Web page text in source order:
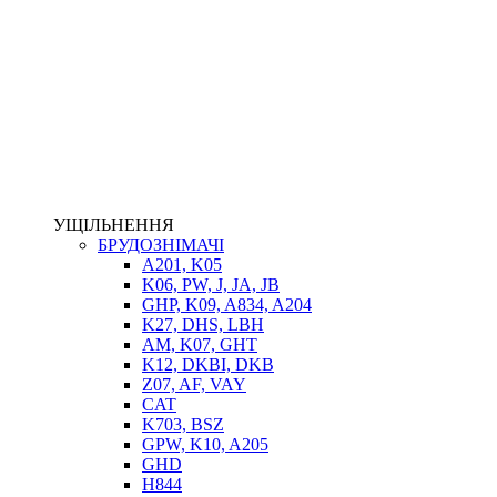
ВТУЛКИ
УЩІЛЬНЕННЯ
БРУДОЗНІМАЧІ
A201, K05
K06, PW, J, JA, JB
GHP, K09, A834, A204
K27, DHS, LBH
AM, K07, GHT
K12, DKBI, DKB
Z07, AF, VAY
CAT
K703, BSZ
GPW, K10, A205
GHD
H844